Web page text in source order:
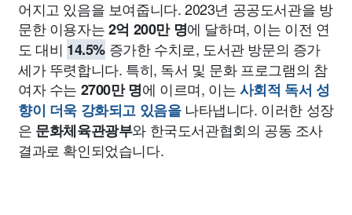
어지고 있음을 보여줍니다. 2023년 공공도서관을 방
문한 이용자는2억 200만 명에 달하며, 이는 이전 연
도 대비 14.5% 증가한 수치로, 도서관 방문의 증가
세가 뚜렷합니다. 특히, 독서 및 문화 프로그램의 참
여자 수는 2700만 명에 이르며, 이는사회적 독서 성
향이 더욱 강화되고 있음을나타냅니다. 이러한 성장
은 문화체육관광부와 한국도서관협회의 공동 조사
결과로 확인되었습니다.